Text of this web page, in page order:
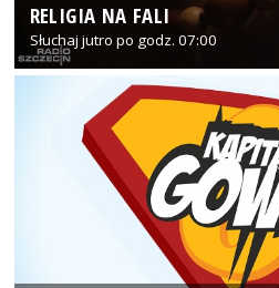
RELIGIA NA FALI
Słuchaj jutro po godz. 07:00